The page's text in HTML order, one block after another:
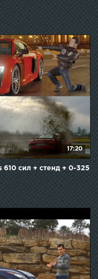
17:20
610 сил + стенд + 0-325